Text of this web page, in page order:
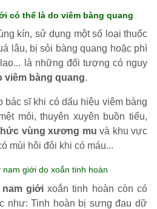
có thể là do viêm bàng quang
kín, sử dụng một số loại thuốc
lâu, bị sỏi bàng quang hoặc phì
là những đối tượng có nguy
viêm bàng quang.
bác sĩ khi có dấu hiệu viêm bàng
mỏi, thuyên xuyên buồn tiểu,
vùng xương mu và khu vực
mùi hôi đôi khi có máu...
giới do xoắn tinh hoàn
giới xoắn tinh hoàn còn có
như: Tinh hoàn bị sưng đau dữ